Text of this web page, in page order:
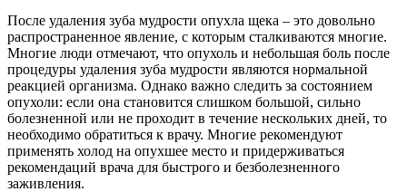
После удаления зуба мудрости опухла щека – это довольно
распространенное явление, с которым сталкиваются многие.
Многие люди отмечают, что опухоль и небольшая боль после
процедуры удаления зуба мудрости являются нормальной
реакцией организма. Однако важно следить за состоянием
опухоли: если она становится слишком большой, сильно
болезненной или не проходит в течение нескольких дней, то
необходимо обратиться к врачу. Многие рекомендуют
применять холод на опухшее место и придерживаться
рекомендаций врача для быстрого и безболезненного
заживления.